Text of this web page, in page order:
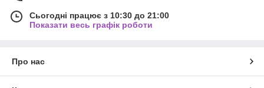
Сьогодні працює з 10:30 до 21:00
Показати весь графік роботи
Про нас